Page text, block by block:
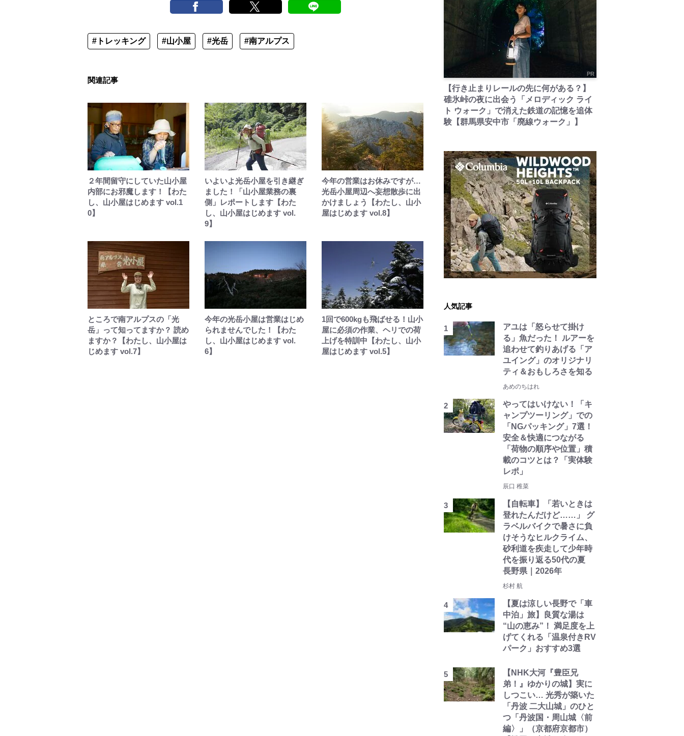
#トレッキング #山小屋 #光岳 #南アルプス
関連記事
２年間留守にしていた山小屋
内部にお邪魔します！【わた
し、山小屋はじめます vol.1
0】
いよいよ光岳小屋を引き継ぎ
ました！「山小屋業務の裏
側」レポートします【わた
し、山小屋はじめます vol.
9】
今年の営業はお休みですが…
光岳小屋周辺へ妄想散歩に出
かけましょう【わたし、山小
屋はじめます vol.8】
ところで南アルプスの「光
岳」って知ってますか？ 読め
ますか？【わたし、山小屋は
じめます vol.7】
今年の光岳小屋は営業はじめ
られませんでした！【わた
し、山小屋はじめます vol.
6】
1回で600kgも飛ばせる！山小
屋に必須の作業、ヘリでの荷
上げを特訓中【わたし、山小
屋はじめます vol.5】
PR
【行き止まりレールの先に何がある？】
碓氷峠の夜に出会う「メロディック ライ
ト ウォーク」で消えた鉄道の記憶を追体
験【群馬県安中市「廃線ウォーク」】
人気記事
アユは「怒らせて掛け
る」魚だった！ ルアーを
追わせて釣りあげる「ア
ユイング」のオリジナリ
ティ＆おもしろさを知る
あめのちはれ
やってはいけない！「キ
ャンプツーリング」での
「NGパッキング」7選！
安全＆快適につながる
「荷物の順序や位置」積
載のコツとは？「実体験
レポ」
辰口 稚菜
【自転車】「若いときは
登れたんだけど……」 グ
ラベルバイクで暑さに負
けそうなヒルクライム、
砂利道を疾走して少年時
代を振り返る50代の夏
長野県｜2026年
杉村 航
【夏は涼しい長野で「車
中泊」旅】良質な湯は
“山の恵み”！ 満足度を上
げてくれる「温泉付きRV
パーク」おすすめ3選
【NHK大河『豊臣兄
弟！』ゆかりの城】実に
しつこい… 光秀が築いた
「丹波 二大山城」のひと
つ「丹波国・周山城〈前
編〉」（京都府京都市）